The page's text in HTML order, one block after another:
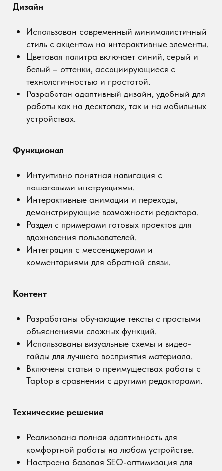
Разработаны обучающие тексты с простыми
объяснениями сложных функций.
Использованы визуальные схемы и видео-
гайды для лучшего восприятия материала.
Включены статьи о преимуществах работы с
Taptop в сравнении с другими редакторами.
Технические решения
Реализована полная адаптивность для
привлечения аудитории.
для создания анимаций и динамического
контента.
Результаты:📈 учебный проект получился с
достаточной вовлеченностью: благодаря
удобному интерфейсу и понятной навигации
пользователи дольше остаются на сайте.
🔍 Привлечение новой аудитории: проведена
работа по SEO-оптимизации заголовков сайта.
пользователей, которые активно поделились
впечатлениями и предлагают улучшения.
🎯 Улучшение имиджа Taptop: сайт стал
демонстрацией возможностей редактора и
инструментом для обучения новичков.
Заключение: созданный сайт не только
показывает мощь и гибкость Taptop, но и служит
полезным инструментом для обучения. Он
объединяет в себе простоту, функциональность и
вдохновиться ее возможностями.
Регистрируйсяв ТапТоп